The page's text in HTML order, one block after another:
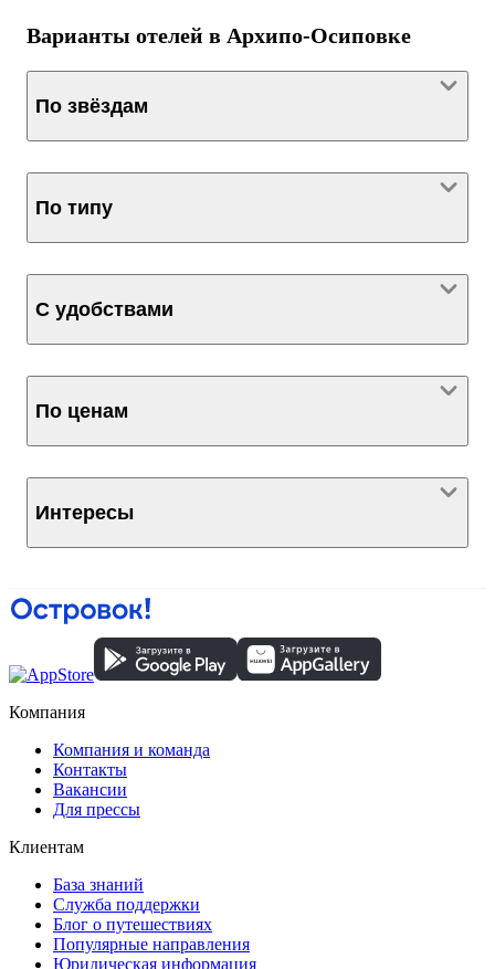
Варианты отелей в Архипо-Осиповке
По звёздам
По типу
С удобствами
По ценам
Интересы
Компания
Компания и команда
Контакты
Вакансии
Для прессы
Клиентам
База знаний
Служба поддержки
Блог о путешествиях
Популярные направления
Юридическая информация